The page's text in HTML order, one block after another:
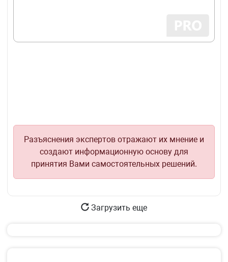
Разъяснения экспертов отражают их мнение и
создают информационную основу для
принятия Вами самостоятельных решений.
Загрузить еще